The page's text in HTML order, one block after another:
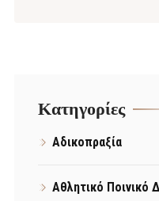
Kατηγορίες
Αδικοπραξία
Αθλητικό Ποινικό